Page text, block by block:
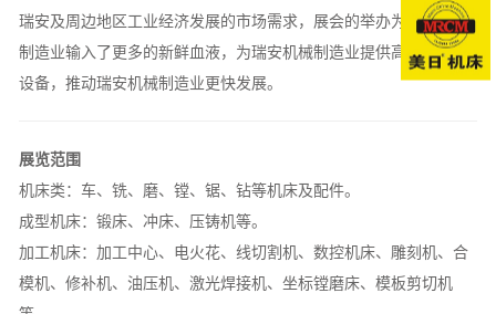
瑞安及周边地区工业经济发展的市场需求，展会的举办为瑞安机械
制造业输入了更多的新鲜血液，为瑞安机械制造业提供高、精、尖
设备，推动瑞安机械制造业更快发展。
展览范围
机床类：车、铣、磨、镗、锯、钻等机床及配件。
成型机床：锻床、冲床、压铸机等。
加工机床：加工中心、电火花、线切割机、数控机床、雕刻机、合
模机、修补机、油压机、激光焊接机、坐标镗磨床、模板剪切机